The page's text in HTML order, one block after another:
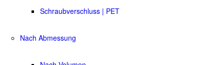
Schraubverschluss | PET
Nach Abmessung